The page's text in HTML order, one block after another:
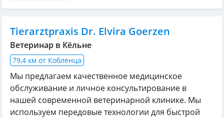
Tierarztpraxis Dr. Elvira Goerzen
Ветеринар в Кёльне
79,4 км от Кобленца
Мы предлагаем качественное медицинское
обслуживание и личное консультирование в
нашей современной ветеринарной клинике. Мы
используем передовые технологии для быстрой